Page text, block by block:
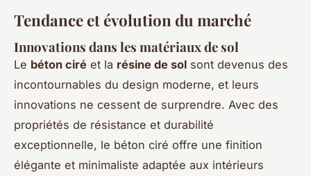
Tendance et évolution du marché
Innovations dans les matériaux de sol
Le béton ciré et la résine de sol sont devenus des
incontournables du design moderne, et leurs
innovations ne cessent de surprendre. Avec des
propriétés de résistance et durabilité
exceptionnelle, le béton ciré offre une finition
élégante et minimaliste adaptée aux intérieurs